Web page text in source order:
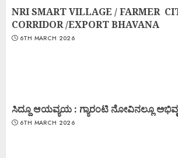
NRI SMART VILLAGE / FARMER
CORRIDOR /EXPORT BHAVANA
6TH MARCH 2026
ಸಿದ್ದೂ ಆಯವ್ಯಯ : ಗ್ಯಾರಂಟಿ ನೋವಿನಲ್ಲೂ
6TH MARCH 2026